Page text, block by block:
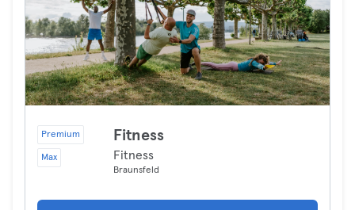
Premium
Max
Fitness
Fitness
Braunsfeld